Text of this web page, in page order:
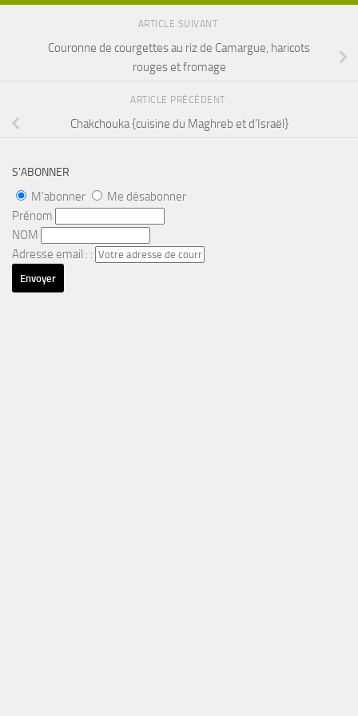
ARTICLE SUIVANT
Couronne de courgettes au riz de Camargue, haricots
rouges et fromage
ARTICLE PRÉCÉDENT
Chakchouka {cuisine du Maghreb et d’Israël}
S’ABONNER
M'abonner
Me désabonner
Prénom
NOM
Adresse email : :